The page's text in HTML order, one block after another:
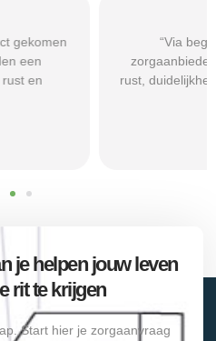
kwam ik terecht bij een
situatie paste. Dat gaf mij
dat ik met de juiste hulp
kon.”
je helpen jouw leven
rit te krijgen
Start hier je zorgaanvraag